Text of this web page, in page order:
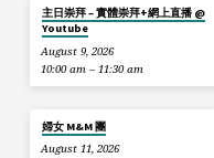
主日崇拜 – 實體崇拜+網上直播 @
Youtube
August 9, 2026
10:00 am – 11:30 am
婦女 M&M 團
August 11, 2026